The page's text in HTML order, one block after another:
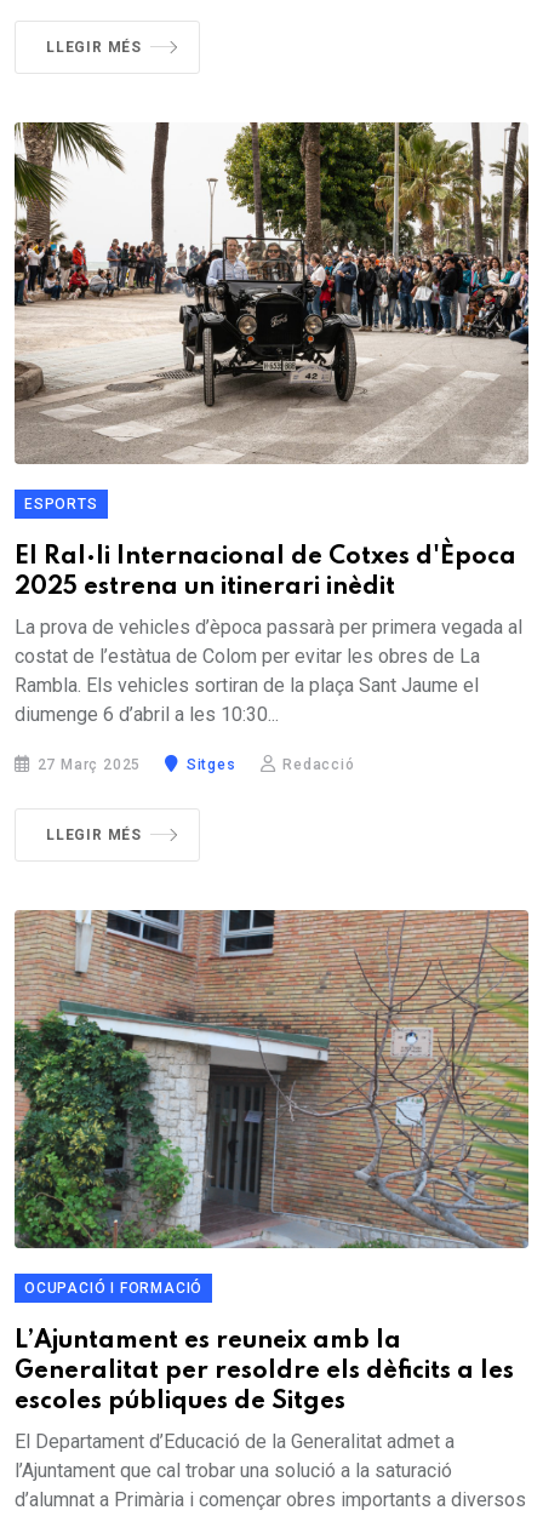
LLEGIR MÉS
ESPORTS
El Ral·li Internacional de Cotxes d'Època
2025 estrena un itinerari inèdit
La prova de vehicles d’època passarà per primera vegada al
costat de l’estàtua de Colom per evitar les obres de La
Rambla. Els vehicles sortiran de la plaça Sant Jaume el
diumenge 6 d’abril a les 10:30...
27 Març 2025 Sitges Redacció
LLEGIR MÉS
OCUPACIÓ I FORMACIÓ
L’Ajuntament es reuneix amb la
Generalitat per resoldre els dèficits a les
escoles públiques de Sitges
El Departament d’Educació de la Generalitat admet a
l’Ajuntament que cal trobar una solució a la saturació
d’alumnat a Primària i començar obres importants a diversos